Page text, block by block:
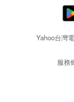
Yahoo台灣
服務